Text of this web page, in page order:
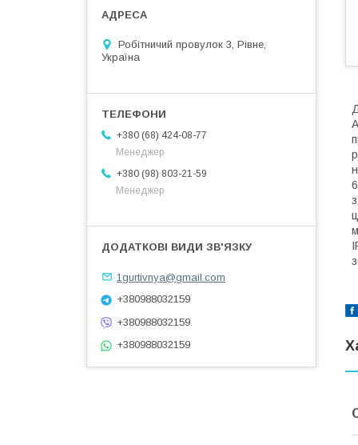
Робітничий провулок 3, Рівне,
Україна
+380 (68) 424-08-77
Менеджер
+380 (98) 803-21-59
Менеджер
1gurtivnya@gmail.com
+380988032159
+380988032159
+380988032159